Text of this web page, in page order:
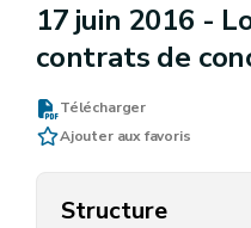
17 juin 2016 -
contrats de
Télécharger
Ajouter aux favoris
Structure